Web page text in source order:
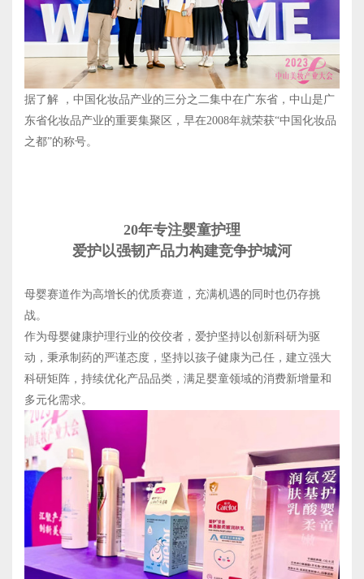
据了解 ，中国化妆品产业的三分之二集中在广东省，中山是广
东省化妆品产业的重要集聚区，早在2008年就荣获“中国化妆品
之都”的称号。
20年专注婴童护理
爱护以强韧产品力构建竞争护城河
母婴赛道作为高增长的优质赛道，充满机遇的同时也仍存挑
战。
作为母婴健康护理行业的佼佼者，爱护坚持以创新科研为驱
动，秉承制药的严谨态度，坚持以孩子健康为己任，建立强大
科研矩阵，持续优化产品品类，满足婴童领域的消费新增量和
多元化需求。